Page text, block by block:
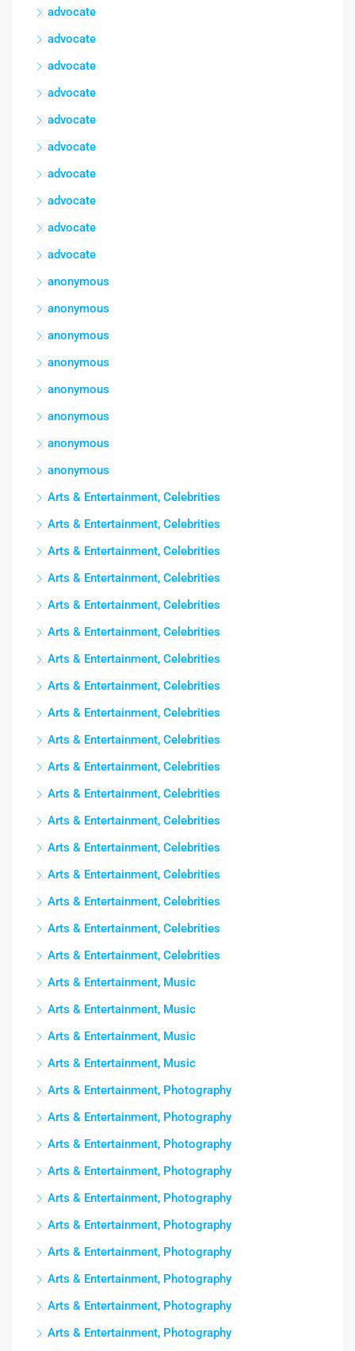
advocate
advocate
advocate
advocate
advocate
advocate
advocate
advocate
advocate
advocate
anonymous
anonymous
anonymous
anonymous
anonymous
anonymous
anonymous
anonymous
Arts & Entertainment, Celebrities
Arts & Entertainment, Celebrities
Arts & Entertainment, Celebrities
Arts & Entertainment, Celebrities
Arts & Entertainment, Celebrities
Arts & Entertainment, Celebrities
Arts & Entertainment, Celebrities
Arts & Entertainment, Celebrities
Arts & Entertainment, Celebrities
Arts & Entertainment, Celebrities
Arts & Entertainment, Celebrities
Arts & Entertainment, Celebrities
Arts & Entertainment, Celebrities
Arts & Entertainment, Celebrities
Arts & Entertainment, Celebrities
Arts & Entertainment, Celebrities
Arts & Entertainment, Celebrities
Arts & Entertainment, Celebrities
Arts & Entertainment, Music
Arts & Entertainment, Music
Arts & Entertainment, Music
Arts & Entertainment, Music
Arts & Entertainment, Photography
Arts & Entertainment, Photography
Arts & Entertainment, Photography
Arts & Entertainment, Photography
Arts & Entertainment, Photography
Arts & Entertainment, Photography
Arts & Entertainment, Photography
Arts & Entertainment, Photography
Arts & Entertainment, Photography
Arts & Entertainment, Photography